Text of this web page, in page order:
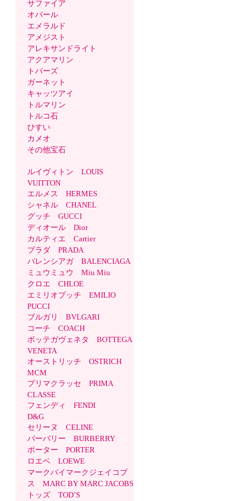
サファイア
オパール
エメラルド
アメジスト
アレキサンドライト
アクアマリン
トパーズ
ガーネット
キャッツアイ
トルマリン
トルコ石
ひすい
カメオ
その他宝石
ルイヴィトン LOUIS
VUITTON
エルメス HERMES
シャネル CHANEL
グッチ GUCCI
ディオール Dior
カルティエ Cartier
プラダ PRADA
バレンシアガ BALENCIAGA
ミュウミュウ Miu Miu
クロエ CHLOE
エミリオプッチ EMILIO
PUCCI
ブルガリ BVLGARI
コーチ COACH
ボッテガヴェネタ BOTTEGA
VENETA
オーストリッチ OSTRICH
MCM
プリマクラッセ PRIMA
CLASSE
フェンディ FENDI
D&G
セリーヌ CELINE
バーバリー BURBERRY
ポーター PORTER
ロエベ LOEWE
マークバイマークジェイコブ
ス MARC BY MARC JACOBS
トッズ TOD’S